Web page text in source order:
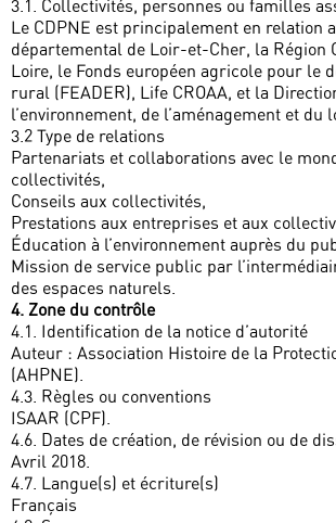
3.1. Collectivités, personnes ou familles
Le CDPNE est principalement en relation
départemental de Loir-et-Cher, la Région
Loire, le Fonds européen agricole pour le
rural (FEADER), Life CROAA, et la
l’environnement, de l’aménagement et du
3.2 Type de relations
Partenariats et collaborations avec le
collectivités,
Conseils aux collectivités,
Prestations aux entreprises et aux
Éducation à l’environnement auprès du
Mission de service public par
des espaces naturels.
4. Zone du contrôle
4.1. Identification de la notice d’autorité
Auteur : Association Histoire de la
(AHPNE).
4.3. Règles ou conventions
ISAAR (CPF).
4.6. Dates de création, de révision ou de
Avril 2018.
4.7. Langue(s) et écriture(s)
Français